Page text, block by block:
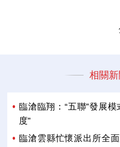
相關新
臨滄臨翔：“五聯”發展
度”
臨滄雲縣忙懷派出所全